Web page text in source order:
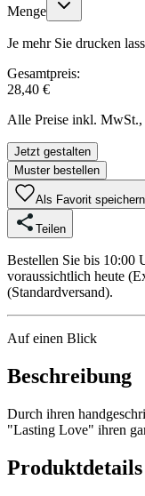
Menge
Je mehr Sie drucken
Gesamtpreis:
28,40 €
Alle Preise inkl. MwSt.,
Jetzt gestalten
Muster bestellen
Als Favorit speichern
Teilen
Bestellen Sie bis 10:00
voraussichtlich heute
(Standardversand).
Auf einen Blick
Beschreibung
Durch ihren
"Lasting Love" ihren
Produktdetails